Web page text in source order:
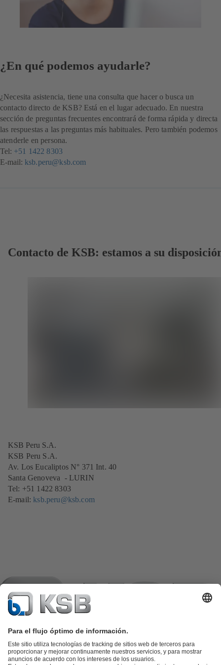
¿En qué podemos ayudarle?
¿Necesita asistencia, tiene una consulta que hacer o busca un
contacto directo de KSB? Está en el lugar adecuado. En nuestra
sección de preguntas frecuentes encontrará de forma rápida y directa
las respuestas a las preguntas más habituales. Pero también podemos
atenderle en persona.
Tel: +51 1422 8303
E-mail: ksb.peru@ksb.com
Contacto de KSB: estamos a su
KSB Peru S.A.
KSB Peru S.A.
Av. Los Eucaliptos N° 371 Int. 40
Santa Genoveva - LURIN
Tel: +51 1422 8303
E-mail: ksb.peru@ksb.com